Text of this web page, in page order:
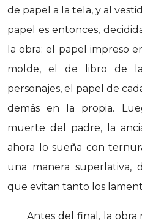
de papel a la tela, y al
papel es entonces,
la obra: el papel impreso
molde, el de libro de
personajes, el papel de
demás en la propia.
muerte del padre, la
ahora lo sueña con
una manera superlativa,
que evitan tanto los
Antes del final, la